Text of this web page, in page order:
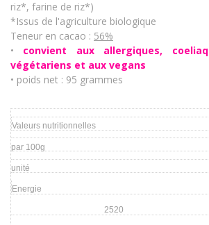
riz*, farine de riz*)
*Issus de l'agriculture biologique
Teneur en cacao : 56%
• convient aux allergiques,
végétariens et aux vegans
• poids net : 95 grammes
Valeurs nutritionnelles
par 100g
unité
Energie
2520